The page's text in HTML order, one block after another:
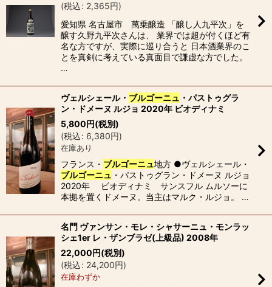
(税込: 2,365円)
愛知県 名古屋市 萬乗醸造 「醸し人九平次」を
醸す久野九平次さんは、 業界では超が付くほど有
名な方ですが、実際に巡り合うと 日本酒業界のこ
とを真剣に考えている真面目で謙虚な方でした。
…
ヴェルシェール・ ブルゴーニュ ・パストゥグラ
ン・ドメーヌ ルジョ 2020年 ビオディナミ
5,800円(税別)
(税込: 6,380円)
在庫あり
フランス・ ブルゴーニュ地方 ●ヴェルシェール・
ブルゴーニュ ・パストゥグラン・ドメーヌ ルジョ
2020年 ビオディナミ サンスフル ムルソーに
本拠を置くドメーヌ。当主はマルク・ルジョ。 …
名門 ヴァンサン・モレ・シャサーニュ・モンラッ
シェ1er レ・ザンブラゼ(上級品) 2008年
22,000円(税別)
(税込: 24,200円)
在庫わずか